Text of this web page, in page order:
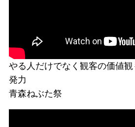
やる人だけでなく観客の価値
発力
青森ねぶた祭